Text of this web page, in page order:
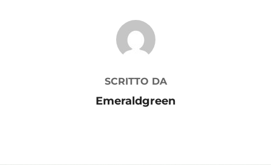
AUTORE DELL'ARTICOLO
SCRITTO DA
Emeraldgreen